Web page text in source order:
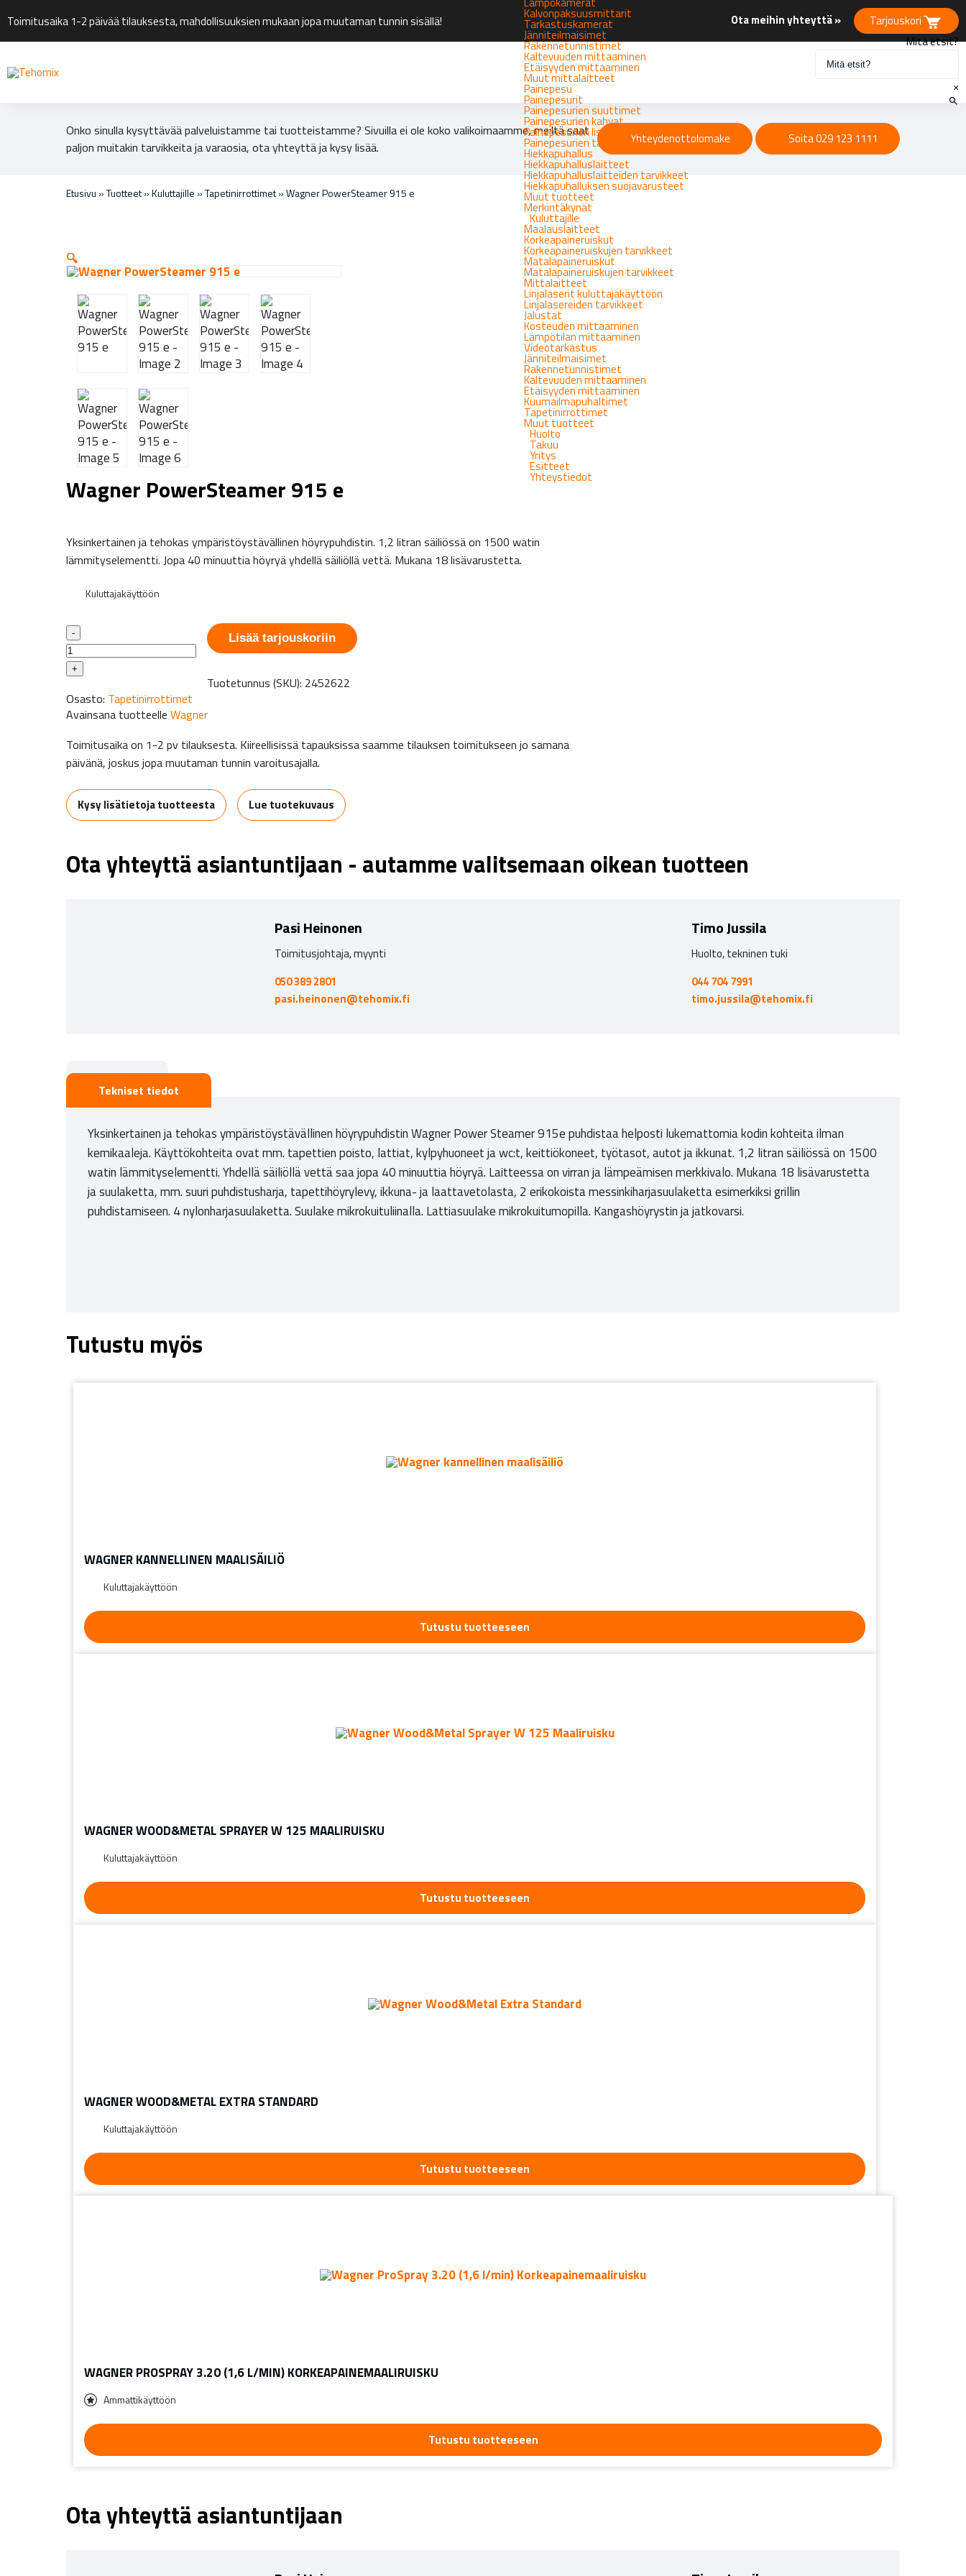
Toimitusaika 1-2 päivää tilauksesta, mahdollisuuksien mukaan jopa muutaman tunnin sisällä! Ota meihin yhteyttä » Tarjouskori
Kalvonpaksuusmittarit
Tarkastuskamerat
Jänniteilmaisimet
Rakennetunnistimet
Kaltevuuden mittaaminen
Etäisyyden mittaaminen
Muut mittalaitteet
Painepesu
Painepesurit
Painepesurien suuttimet
Painepesurien kahvat
Painepesurien lisävarusteet
Painepesurien tarvikkeet
Hiekkapuhallus
Hiekkapuhalluslaitteet
Hiekkapuhalluslaitteiden tarvikkeet
Hiekkapuhalluksen suojavarusteet
Muut tuotteet
Merkintäkynät
Kuluttajille
Maalauslaitteet
Korkeapaineruiskut
Korkeapaineruiskujen tarvikkeet
Matalapaineruiskut
Matalapaineruiskujen tarvikkeet
Mittalaitteet
Linjalaserit kuluttajakäyttöön
Linjalasereiden tarvikkeet
Jalustat
Kosteuden mittaaminen
Lämpötilan mittaaminen
Videotarkastus
Jänniteilmaisimet
Rakennetunnistimet
Kaltevuuden mittaaminen
Etäisyyden mittaaminen
Kuumailmapuhaltimet
Tapetinirrottimet
Muut tuotteet
Huolto
Takuu
Yritys
Esitteet
Yhteystiedot
Mitä etsit?
×
Onko sinulla kysyttävää palveluistamme tai tuotteistamme? Sivuilla ei ole koko valikoimaamme, meiltä saat
paljon muitakin tarvikkeita ja varaosia, ota yhteyttä ja kysy lisää.
Yhteydenottolomake Soita 029 123 1111
Etusivu »Tuotteet»Kuluttajille »Tapetinirrottimet»Wagner PowerSteamer 915 e
🔍
Wagner PowerSteamer 915 e
Yksinkertainen ja tehokas ympäristöystävällinen höyrypuhdistin. 1,2 litran säiliössä on 1500 watin
lämmityselementti. Jopa 40 minuuttia höyryä yhdellä säiliöllä vettä. Mukana 18 lisävarustetta.
Kuluttajakäyttöön
Wagner
PowerSteamer
915
määrä
-
+
Lisää tarjouskoriin
Tuotetunnus (SKU): 2452622
Osasto: Tapetinirrottimet
Avainsana tuotteelle Wagner
Toimitusaika on 1-2 pv tilauksesta. Kiireellisissä tapauksissa saamme tilauksen toimitukseen jo samana
päivänä, joskus jopa muutaman tunnin varoitusajalla.
Kysy lisätietoja tuotteesta Lue tuotekuvaus
Ota yhteyttä asiantuntijaan - autamme valitsemaan oikean tuotteen
Pasi Heinonen
Toimitusjohtaja, myynti
050 389 2801
pasi.heinonen@tehomix.fi
Timo Jussila
Huolto, tekninen tuki
044 704 7991
timo.jussila@tehomix.fi
Kuvaus
Tekniset tiedot
Yksinkertainen ja tehokas ympäristöystävällinen höyrypuhdistin Wagner Power Steamer 915e puhdistaa helposti lukemattomia kodin kohteita ilman
kemikaaleja. Käyttökohteita ovat mm. tapettien poisto, lattiat, kylpyhuoneet ja wc:t, keittiökoneet, työtasot, autot ja ikkunat. 1,2 litran säiliössä on 1500
watin lämmityselementti. Yhdellä säiliöllä vettä saa jopa 40 minuuttia höyryä. Laitteessa on virran ja lämpeämisen merkkivalo. Mukana 18 lisävarustetta
ja suulaketta, mm. suuri puhdistusharja, tapettihöyrylevy, ikkuna- ja laattavetolasta, 2 erikokoista messinkiharjasuulaketta esimerkiksi grillin
puhdistamiseen. 4 nylonharjasuulaketta. Suulake mikrokuituliinalla. Lattiasuulake mikrokuitumopilla. Kangashöyrystin ja jatkovarsi.
Tutustu myös
WAGNER KANNELLINEN MAALISÄILIÖ
Kuluttajakäyttöön
Tutustu tuotteeseen
WAGNER WOOD&METAL SPRAYER W 125 MAALIRUISKU
Kuluttajakäyttöön
Tutustu tuotteeseen
WAGNER WOOD&METAL EXTRA STANDARD
Kuluttajakäyttöön
Tutustu tuotteeseen
WAGNER PROSPRAY 3.20 (1,6 L/MIN) KORKEAPAINEMAALIRUISKU
Ammattikäyttöön
Tutustu tuotteeseen
Ota yhteyttä asiantuntijaan